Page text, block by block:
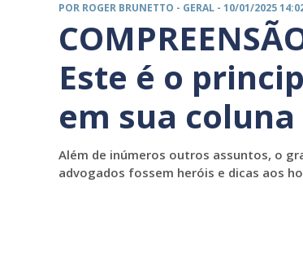
POR ROGER BRUNETTO - GERAL - 10/01/2025
Este é o
em sua
Além de inúmeros outros assuntos, o
advogados fossem heróis e dicas aos